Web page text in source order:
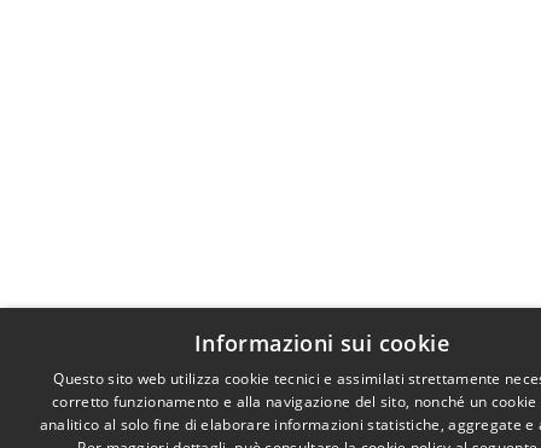
Informazioni sui cookie
Questo sito web utilizza cookie tecnici e assimilati strettamente
corretto funzionamento e alla navigazione del sito, nonché un cookie
analitico al solo fine di elaborare informazioni statistiche, aggregate e